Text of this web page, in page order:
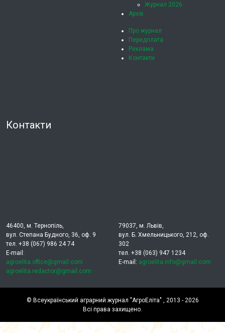
Журнал 2026
Архів
Про журнал
Передплата
Реклама
Контакти
Контакти
46400, м. Тернопіль,
вул. Степана Будного, 36, оф. 9
тел. +38 (067) 986 24 74
E-mail:
agroelita.office@gmail.com
agroelita.redactor@gmail.com
79037, м. Львів,
вул. Б. Хмельницького, 212, оф.
302
тел. +38 (063) 947 1234
E-mail: agroelita.info@gmail.com
© Всеукраїнський аграрний журнал "АгроЕліта" , 2013 - 2026
Всі права захищено.